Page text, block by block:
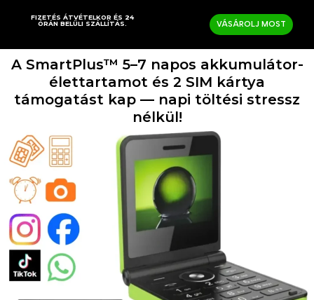
FIZETÉS ÁTVÉTELKOR ÉS 24
ÓRÁN BELÜLI SZÁLLÍTÁS.
VÁSÁROLJ MOST
A SmartPlus™ 5–7 napos akkumulátor-
élettartamot és 2 SIM kártya
támogatást kap — napi töltési stressz
nélkül!